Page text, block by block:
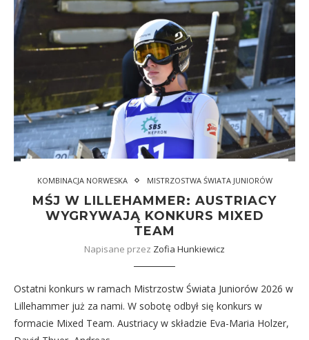
KOMBINACJA NORWESKA MISTRZOSTWA ŚWIATA JUNIORÓW
MŚJ W LILLEHAMMER: AUSTRIACY
WYGRYWAJĄ KONKURS MIXED
TEAM
Napisane przez Zofia Hunkiewicz
Ostatni konkurs w ramach Mistrzostw Świata Juniorów 2026 w
Lillehammer już za nami. W sobotę odbył się konkurs w
formacie Mixed Team. Austriacy w składzie Eva-Maria Holzer,